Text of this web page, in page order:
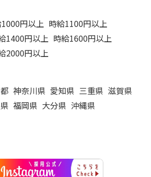
円以上 時給1100円以上
1400円以上 時給1600円以上
2000円以上
神奈川県 愛知県 三重県 滋賀県
福岡県 大分県 沖縄県